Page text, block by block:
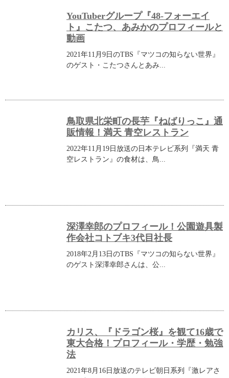
YouTuberグループ『48-フォーエイ
ト』こたつ、あみかのプロフィールと
動画
2021年11月9日のTBS『マツコの知らない世界』
のゲスト・こたつさんとあみ...
鳥取県北栄町の長芋『ねばりっこ』通
販情報！満天 青空レストラン
2022年11月19日放送の日本テレビ系列『満天 青
空レストラン』の食材は、鳥...
深澤幸郎のプロフィール！公園遊具製
作会社コトブキ3代目社長
2018年2月13日のTBS『マツコの知らない世界』
のゲスト深澤幸郎さんは、公...
カリス、『ドラゴン桜』を観て16歳で
東大合格！プロフィール・学歴・勉強
法
2021年8月16日放送のテレビ朝日系列『激レアさ